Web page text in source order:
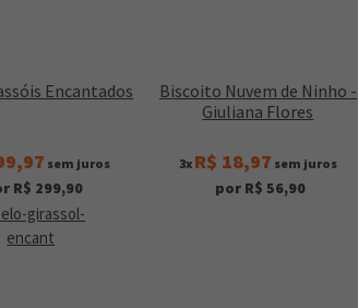
Encantados
sem juros
R$ 299,90
Biscoito Nuvem de Ninho -
Giuliana Flores
3x R$ 18,97 sem juros
por R$ 56,90